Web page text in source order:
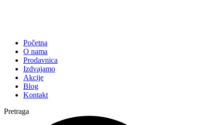
Početna
O nama
Prodavnica
Izdvajamo
Akcije
Blog
Kontakt
Pretraga